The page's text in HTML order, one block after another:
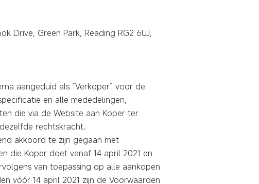
Drive, Green Park, Reading RG2 6UJ,
aangeduid als “Verkoper” voor de
en alle mededelingen,
die via de Website aan Koper ter
rechtskracht.
akkoord te zijn gegaan met
die Koper doet vanaf 14 april 2021 en
van toepassing op alle aankopen
vóór 14 april 2021 zijn de Voorwaarden